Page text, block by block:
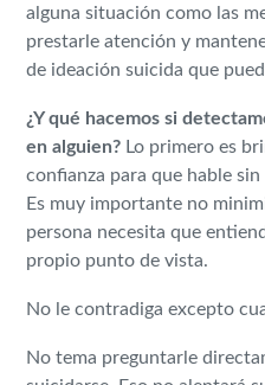
alguna situación como las
prestarle atención y
de ideación suicida que
¿Y qué hacemos si
en alguien? Lo primero es
confianza para que hable
Es muy importante no
persona necesita que
propio punto de vista.
No le contradiga excepto
No tema preguntarle